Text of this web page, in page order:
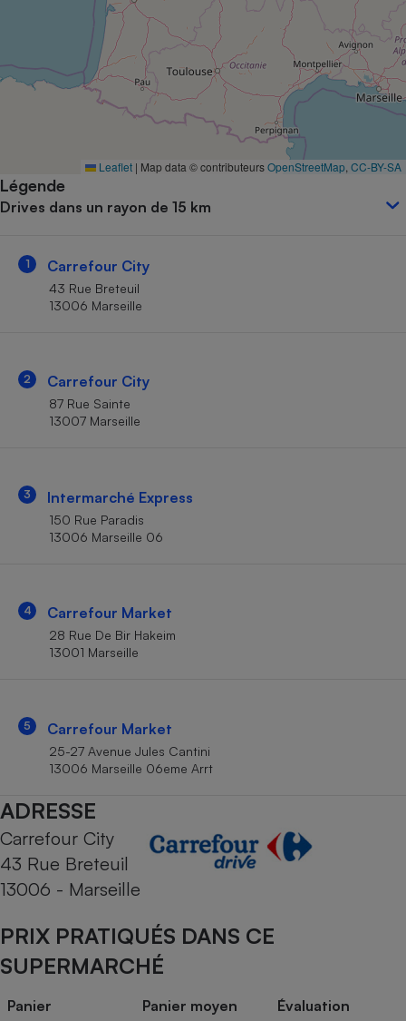
Leaflet | Map data © contributeursOpenStreetMap CC-BY-SA
Légende
Drives dans un rayon de 15 km
1 Carrefour City
43 Rue Breteuil
13006 Marseille
2 Carrefour City
87 Rue Sainte
13007 Marseille
3 Intermarché Express
150 Rue Paradis
13006 Marseille 06
4 Carrefour Market
28 Rue De Bir Hakeim
13001 Marseille
5 Carrefour Market
25-27 Avenue Jules Cantini
13006 Marseille 06eme Arrt
ADRESSE
Carrefour City
43 Rue Breteuil
13006 - Marseille
PRIX PRATIQUÉS DANS CE
SUPERMARCHÉ
Panier Panier moyen Évaluation
Complément
alimentaire
bouteille
Assurance emprunteur
Banque
Petit électroménager -
Cafetière à expressos
Matelas
Mutuelle